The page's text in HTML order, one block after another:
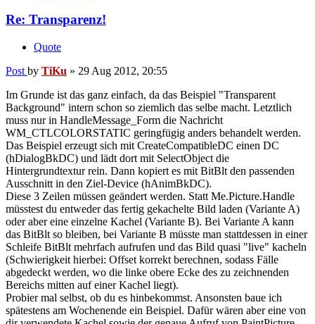
Re: Transparenz!
Quote
Post by TiKu » 29 Aug 2012, 20:55
Im Grunde ist das ganz einfach, da das Beispiel "Transparent
Background" intern schon so ziemlich das selbe macht. Letztlich
muss nur in HandleMessage_Form die Nachricht
WM_CTLCOLORSTATIC geringfügig anders behandelt werden.
Das Beispiel erzeugt sich mit CreateCompatibleDC einen DC
(hDialogBkDC) und lädt dort mit SelectObject die
Hintergrundtextur rein. Dann kopiert es mit BitBlt den passenden
Ausschnitt in den Ziel-Device (hAnimBkDC).
Diese 3 Zeilen müssen geändert werden. Statt Me.Picture.Handle
müsstest du entweder das fertig gekachelte Bild laden (Variante A)
oder aber eine einzelne Kachel (Variante B). Bei Variante A kann
das BitBlt so bleiben, bei Variante B müsste man stattdessen in einer
Schleife BitBlt mehrfach aufrufen und das Bild quasi "live" kacheln
(Schwierigkeit hierbei: Offset korrekt berechnen, sodass Fälle
abgedeckt werden, wo die linke obere Ecke des zu zeichnenden
Bereichs mitten auf einer Kachel liegt).
Probier mal selbst, ob du es hinbekommst. Ansonsten baue ich
spätestens am Wochenende ein Beispiel. Dafür wären aber eine von